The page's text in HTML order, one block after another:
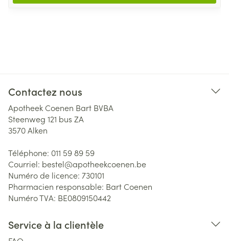
Contactez nous
Apotheek Coenen Bart BVBA
Steenweg 121 bus ZA
3570Alken
Téléphone: 011 59 89 59
Courriel: bestel@apotheekcoenen.be
Numéro de licence: 730101
Pharmacien responsable: Bart Coenen
Numéro TVA: BE0809150442
Service à la clientèle